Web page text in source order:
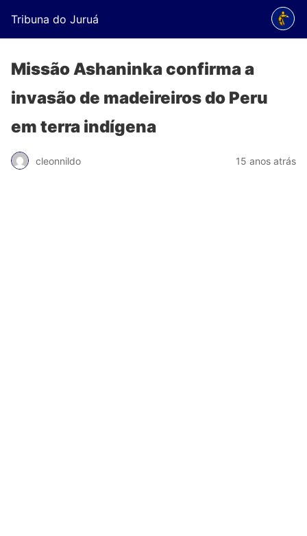
Tribuna do Juruá
Missão Ashaninka confirma a
invasão de madeireiros do Peru
em terra indígena
cleonnildo 15 anos atrás